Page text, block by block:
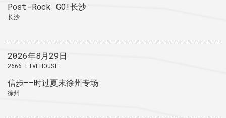
Post-Rock GO!长沙
长沙
2026年8月29日
2666 LIVEHOUSE
信步——时过夏末徐州专场
徐州